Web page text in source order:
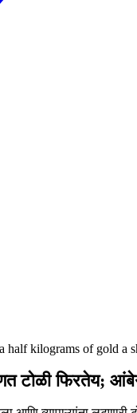
kilograms of gold a
टोळी फिरतेय;